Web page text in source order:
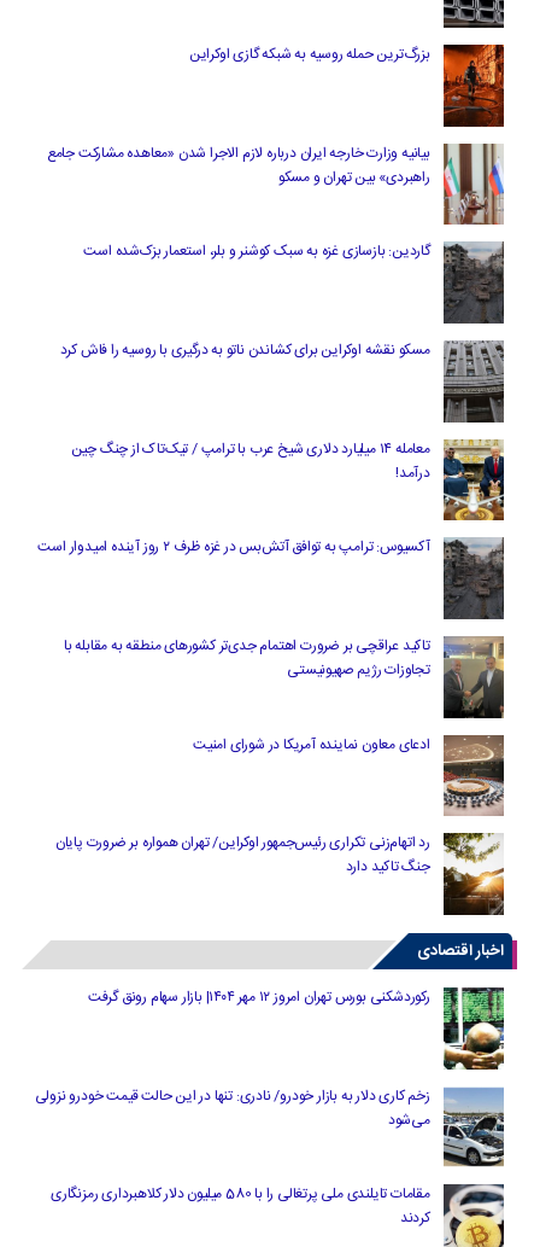
بزرگ‌ترین حمله روسیه به شبکه گازی اوکراین
بیانیه وزارت خارجه ایران درباره لازم‌ الاجرا شدن «معاهده مشارکت جامع
راهبردی» بین تهران و مسکو
گاردین: بازسازی غزه به سبک کوشنر و بلر، استعمار بزک‌شده است
مسکو نقشه اوکراین برای کشاندن ناتو به درگیری با روسیه را فاش کرد
معامله ۱۴ میلیارد دلاری شیخ عرب با ترامپ / تیک‌تاک از چنگ چین
درآمد!
آکسیوس: ترامپ به توافق آتش‌بس در غزه ظرف ۲ روز آینده امیدوار است
تاکید عراقچی بر ضرورت اهتمام جدی‌تر کشورهای منطقه به مقابله با
تجاوزات رژیم صهیونیستی
ادعای معاون نماینده آمریکا در شورای امنیت
رد اتهام‌زنی تکراری رئیس‌جمهور اوکراین/ تهران همواره بر ضرورت پایان
جنگ تاکید دارد
اخبار اقتصادی
رکوردشکنی بورس تهران امروز ۱۲ مهر ۱۴۰۴| بازار سهام رونق گرفت
زخم کاری دلار به بازار خودرو/ نادری: تنها در این حالت قیمت خودرو نزولی
می‌شود
مقامات تایلندی ملی پرتغالی را با 580 میلیون دلار کلاهبرداری رمزنگاری
کردند